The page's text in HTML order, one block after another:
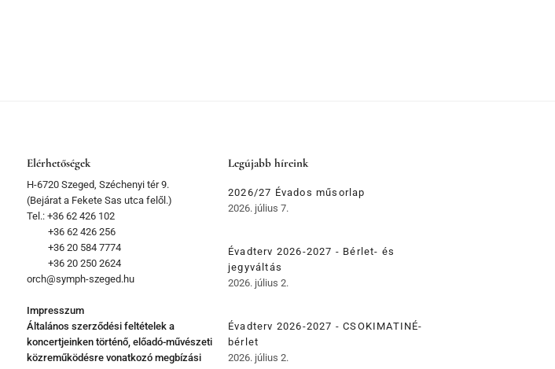
Elérhetőségek
H-6720 Szeged, Széchenyi tér 9.
(Bejárat a Fekete Sas utca felől.)
Tel.: +36 62 426 102
+36 62 426 256
+36 20 584 7774
+36 20 250 2624
orch@symph-szeged.hu
Impresszum
Általános szerződési feltételek a
koncertjeinken történő, előadó-művészeti
közreműködésre vonatkozó megbízási
Legújabb híreink
2026/27 Évados műsorlap
2026. július 7.
Évadterv 2026-2027 - Bérlet- és
jegyváltás
2026. július 2.
Évadterv 2026-2027 - CSOKIMATINÉ-
bérlet
2026. július 2.